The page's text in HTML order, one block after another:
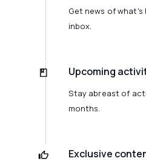
Get news of
inbox.
Upcoming
Stay abreast of
months.
Exclusive